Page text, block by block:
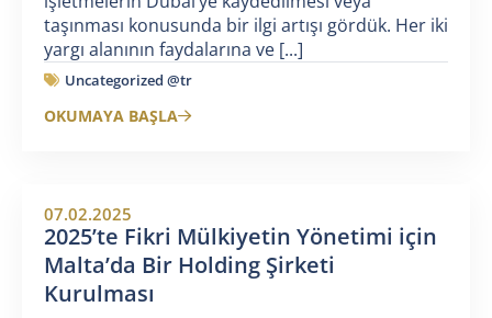
taşınması konusunda bir ilgi artışı gördük. Her iki
yargı alanının faydalarına ve [...]
Uncategorized @tr
OKUMAYA BAŞLA
07.02.2025
2025’te Fikri Mülkiyetin Yönetimi için
Malta’da Bir Holding Şirketi
Kurulması